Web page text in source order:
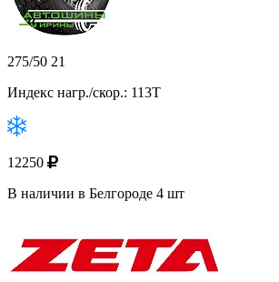
275/50 21
Индекс нагр./скор.: 113T
12250
В наличии в Белгороде 4 шт